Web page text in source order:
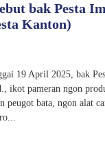
bak Pesta
Kanton)
19 April 2025, bak
ikot pameran ngon
peugot bata, ngon alat